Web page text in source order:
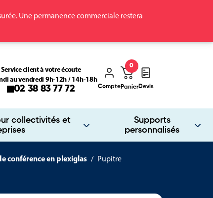
Une permanence commerciale restera
collectivités et
Supports
personnalisés
Service client à votre écoute
au vendredi 9h-12h / 14h-18h
02 38 83 77 72 ComptePanier
0
Devis
conférence en plexiglas
Pupitre